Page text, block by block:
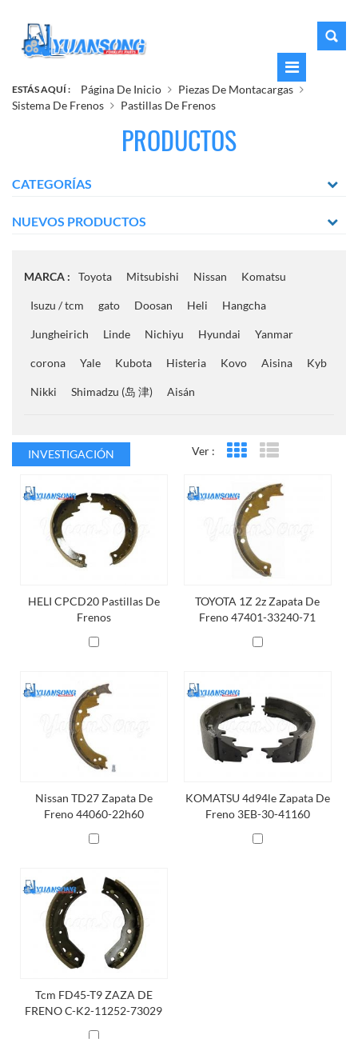
ESTÁS AQUÍ : Página De Inicio
Piezas De Montacargas
Sistema De Frenos
Pastillas De Frenos
PRODUCTOS
CATEGORÍAS
NUEVOS PRODUCTOS
MARCA : Toyota Mitsubishi Nissan Komatsu
Isuzu / tcm gato Doosan Heli Hangcha
Jungheirich Linde Nichiyu Hyundai Yanmar
corona Yale Kubota Histeria Kovo Aisina Kyb
Nikki Shimadzu (岛 津) Aisán
INVESTIGACIÓN Ver : Vista en cuadrícula
HELI CPCD20 Pastillas De
Frenos
TOYOTA 1Z 2z Zapata De
Freno 47401-33240-71
Nissan TD27 Zapata De
Freno 44060-22h60
KOMATSU 4d94le Zapata De
Freno 3EB-30-41160
Tcm FD45-T9 ZAZA DE
FRENO C-K2-11252-73029
Kovo Marca